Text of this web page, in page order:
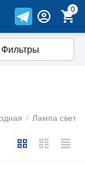
0
Фильтры
/ Лампа